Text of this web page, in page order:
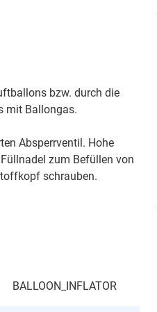
bzw. durch die
mit Ballongas.
Absperrventil. Hohe
zum Befüllen von
schrauben.
BALLOON_INFLATOR